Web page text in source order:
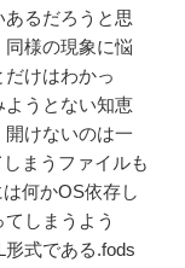
るだろうと思
様の現象に悩
けはわかっ
ようとない知恵
けないのは一
まうファイルも
何かOS依存し
しまうよう
式である.fods